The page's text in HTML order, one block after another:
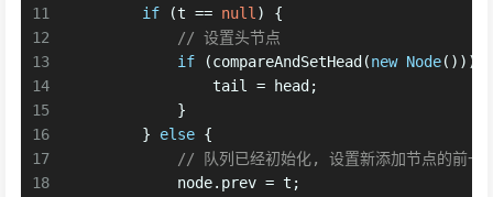
11
12
13
14
15
16
17
18
if (t == null) {
// 设置头节点
if (compareAndSetHead(new Node())) {
                tail = head;
            }
        }
else {
// 队列已经初始化, 设置新添加节点的前一
            node.prev = t;